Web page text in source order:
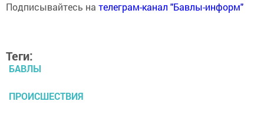
Подписывайтесь на телеграм-канал "Бавлы-информ"
Теги:
БАВЛЫ
ПРОИСШЕСТВИЯ